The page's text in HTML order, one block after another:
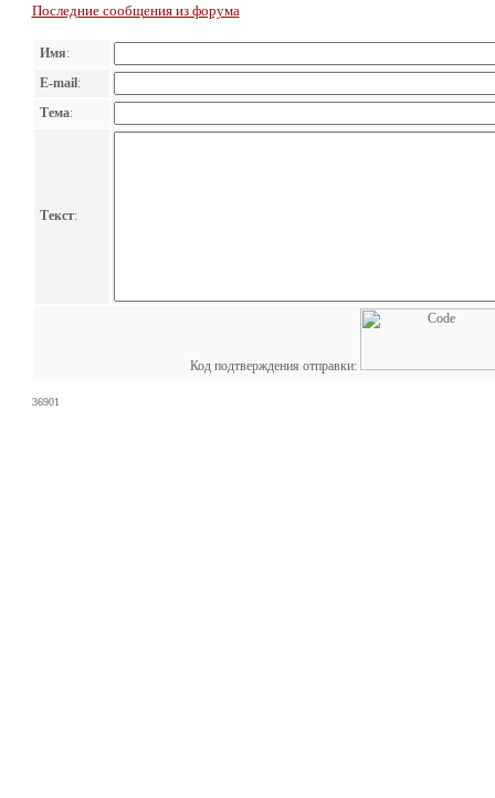
Последние сообщения из форума
Имя:
E-mail:
Тема:
Текст:
Код подтверждения отправки:
36901